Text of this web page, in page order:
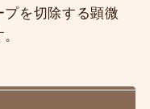
を切除する顕微